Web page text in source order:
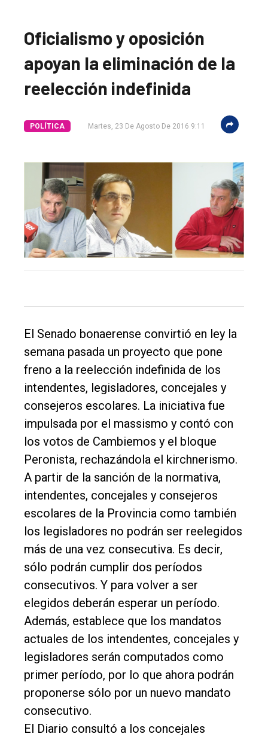
El
único
DIARIO
Balcarce
Inicio
Tendencia
Int.
General
Política
Cultura
Entrevistas
Rural
Deportes
Fúnebres
Edición
Empresa
Nosotros
Contacto
Oficialismo y oposición
apoyan la eliminación de la
reelección indefinida
POLÍTICA Martes, 23 De Agosto De 2016 9:11
El Senado bonaerense convirtió en ley la
semana pasada un proyecto que pone
freno a la reelección indefinida de los
intendentes, legisladores, concejales y
consejeros escolares. La iniciativa fue
impulsada por el massismo y contó con
los votos de Cambiemos y el bloque
Peronista, rechazándola el kirchnerismo.
A partir de la sanción de la normativa,
intendentes, concejales y consejeros
escolares de la Provincia como también
los legisladores no podrán ser reelegidos
más de una vez consecutiva. Es decir,
sólo podrán cumplir dos períodos
consecutivos. Y para volver a ser
elegidos deberán esperar un período.
Además, establece que los mandatos
actuales de los intendentes, concejales y
legisladores serán computados como
primer período, por lo que ahora podrán
proponerse sólo por un nuevo mandato
consecutivo.
El Diario consultó a los concejales